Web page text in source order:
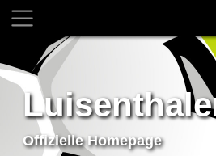
Offizielle Homepage